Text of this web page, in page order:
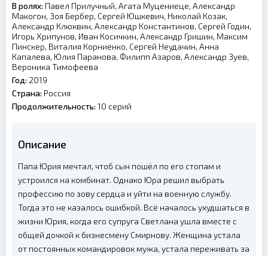
В ролях: Павел Прилучный, Агата Муцениеце, Александр
Макогон, Зоя Бербер, Сергей Юшкевич, Николай Козак,
Александр Клюквин, Александр Константинов, Сергей Годин,
Игорь Хрипунов, Иван Косичкин, Александр Гришин, Максим
Пинскер, Виталия Корниенко, Сергей Неудачин, Анна
Капалева, Юлия Паранова, Филипп Азаров, Александр Зуев,
Вероника Тимофеева
Год: 2019
Страна: Россия
Продолжительность: 10 серий
Описание
Папа Юрия мечтал, чтоб сын пошёл по его стопам и
устроился на комбинат. Однако Юра решил выбрать
профессию по зову сердца и уйти на военную службу.
Тогда это не казалось ошибкой. Всё началось ухудшаться в
жизни Юрия, когда его супруга Светлана ушла вместе с
общей дочкой к бизнесмену Смирнову. Женщина устала
от постоянных командировок мужа, устала переживать за